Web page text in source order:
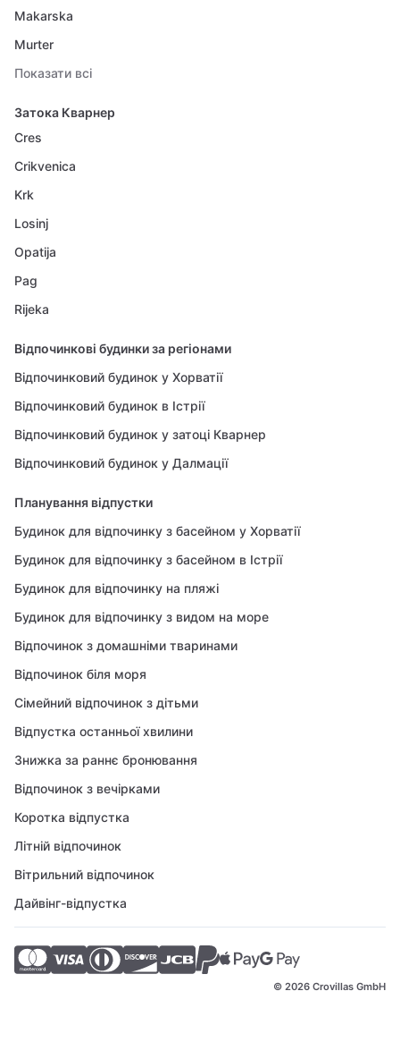
Makarska
Murter
Показати всі
Затока Кварнер
Cres
Crikvenica
Krk
Losinj
Opatija
Pag
Rijeka
Відпочинкові будинки за регіонами
Відпочинковий будинок у Хорватії
Відпочинковий будинок в Істрії
Відпочинковий будинок у затоці Кварнер
Відпочинковий будинок у Далмації
Планування відпустки
Будинок для відпочинку з басейном у Хорватії
Будинок для відпочинку з басейном в Істрії
Будинок для відпочинку на пляжі
Будинок для відпочинку з видом на море
Відпочинок з домашніми тваринами
Відпочинок біля моря
Сімейний відпочинок з дітьми
Відпустка останньої хвилини
Знижка за раннє бронювання
Відпочинок з вечірками
Коротка відпустка
Літній відпочинок
Вітрильний відпочинок
Дайвінг-відпустка
© 2026 Crovillas GmbH